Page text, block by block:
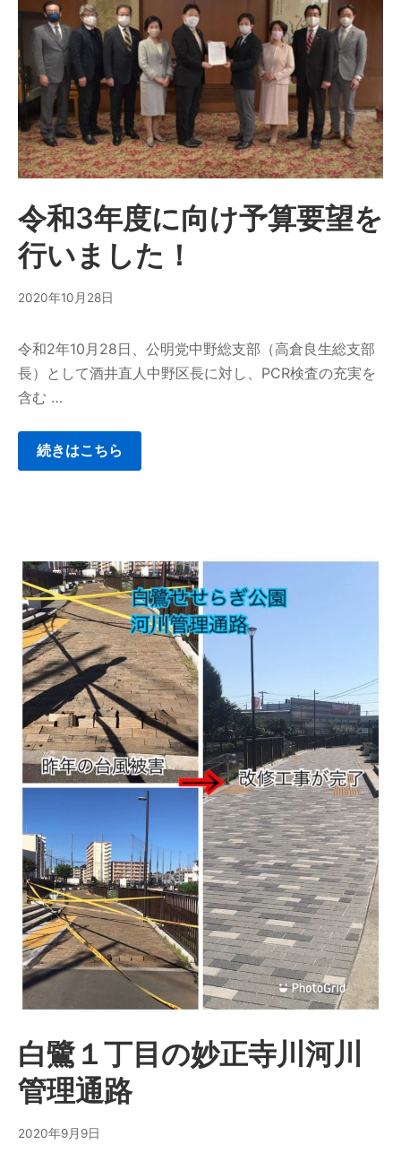
令和3年度に向け予算要望を
行いました！
2020年10月28日
令和2年10月28日、公明党中野総支部（高倉良生総支部
長）として酒井直人中野区長に対し、PCR検査の充実を
含む …
続きはこちら
白鷺１丁目の妙正寺川河川
管理通路
2020年9月9日